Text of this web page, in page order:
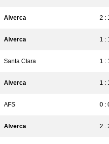
Alverca 2 :
Alverca 1 :
Santa Clara 1 :
Alverca 1 :
AFS 0 :
Alverca 2 :